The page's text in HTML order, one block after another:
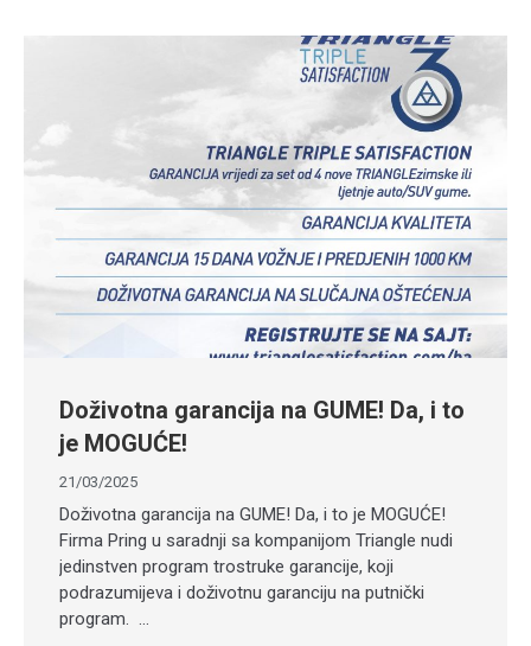
Doživotna garancija na GUME! Da, i to
je MOGUĆE!
21/03/2025
Doživotna garancija na GUME! Da, i to je MOGUĆE!
Firma Pring u saradnji sa kompanijom Triangle nudi
jedinstven program trostruke garancije, koji
podrazumijeva i doživotnu garanciju na putnički
program. …